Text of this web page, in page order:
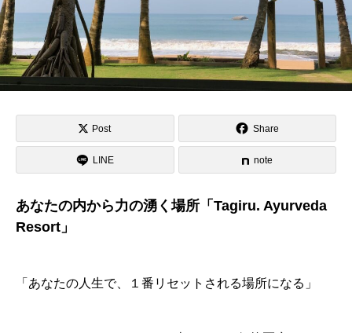
Post Share
LINE note
あなたの内から力の湧く場所「Tagiru. Ayurveda
Resort」
「あなたの人生で、１番リセットされる場所になる」